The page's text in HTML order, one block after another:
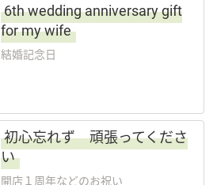
6th wedding anniversary gift
for my wife
結婚記念日
初心忘れず 頑張ってくださ
い
開店１周年などのお祝い